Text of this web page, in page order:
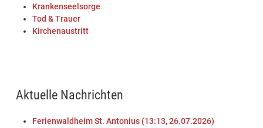
Krankenseelsorge
Tod & Trauer
Kirchenaustritt
Aktuelle Nachrichten
Ferienwaldheim St. Antonius (13:13, 26.07.2026)